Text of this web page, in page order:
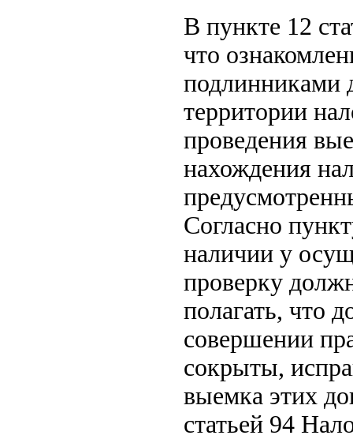
В пункте 12
что
подлинниками
территории
проведения
нахождения
Согласно
наличии у
проверку
полагать, что
совершении
сокрыты,
выемка этих
статьей 94